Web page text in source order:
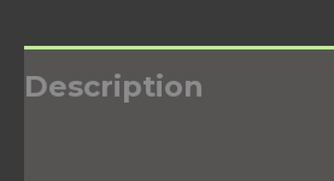
Description